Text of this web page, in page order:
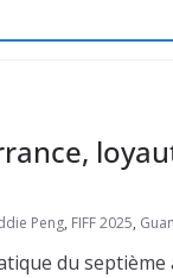
Peng, FIFF 2025,
du